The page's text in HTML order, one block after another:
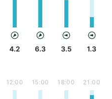
4.2 6.3 3.5 1.3
12:00 15:00 18:00 21:00